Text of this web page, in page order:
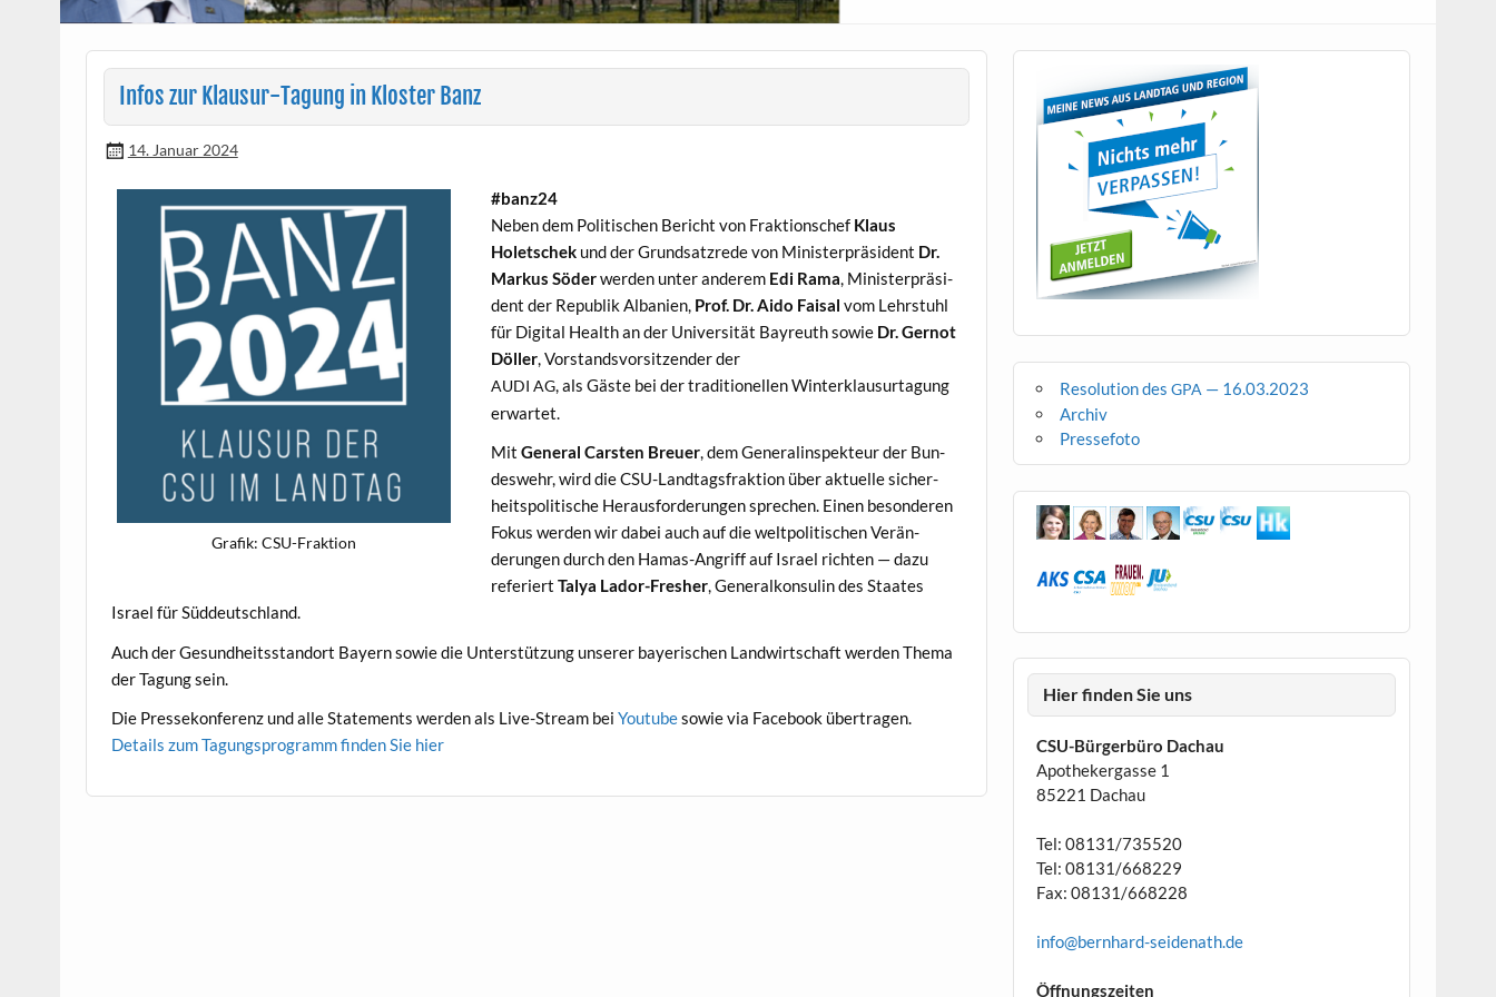
Infos zur Klausur-Tagung in Kloster Banz
14. Januar 2024
Grafik: CSU-Frak­tion
#banz24
Neben dem Poli­tis­chen Bericht von Frak­tion­schef Klaus
Holetschekund der Grund­satzrede von Min­is­ter­präsi­dent Dr.
Markus Söderwer­den unter anderem Edi Rama, Min­is­ter­präsi­
dent der Repub­lik Alban­ien, Prof. Dr. Aido Faisal vom Lehrstuhl
für Dig­i­tal Health an der Uni­ver­sität Bayreuth sowie Dr. Ger­not
Döller, Vor­standsvor­sitzen­der der
AUDI AG, als Gäste bei der tra­di­tionellen Win­terk­lausurta­gung
erwartet.
Mit Gen­er­al Carsten Breuer, dem Gen­er­alin­spek­teur der Bun­
deswehr, wird die CSU-Land­tags­frak­tion über aktuelle sicher­
heit­spoli­tis­che Her­aus­forderun­gen sprechen. Einen beson­deren
Fokus wer­den wir dabei auch auf die welt­poli­tis­chen Verän­
derun­gen durch den Hamas-Angriff auf Israel richt­en — dazu
referiert Talya Lador-Fresh­er, Gen­er­alkon­sulin des Staates
Israel für Süddeutschland.
Auch der Gesund­heits­stan­dort Bay­ern sowie die Unter­stützung unser­er bay­erischen Land­wirtschaft wer­den The­ma
der Tagung sein.
Die Pressekon­ferenz und alle State­ments wer­den als Live-Stream beiYoutubesowie via Face­book übertragen.
Details zum Tagung­spro­gramm find­en Sie hier
Resolution desGPA — 16.03.2023
Archiv
Pressefoto
Hier finden Sie uns
CSU-Bürgerbüro Dachau
Apothekergasse 1
85221 Dachau
Tel: 08131/735520
Tel: 08131/668229
Fax: 08131/668228
info@bernhard-seidenath.de
Öffnungszeiten